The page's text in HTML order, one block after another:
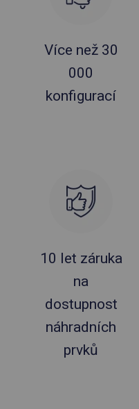
Více než 30
000
konfigurací
10 let záruka
na
dostupnost
náhradních
prvků